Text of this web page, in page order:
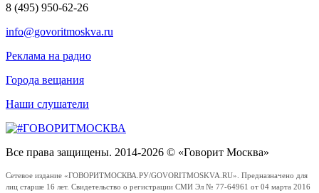
8 (495) 950-62-26
info@govoritmoskva.ru
Реклама на радио
Города вещания
Наши слушатели
Все права защищены. 2014-2026 © «Говорит Москва»
Сетевое издание «ГОВОРИТМОСКВА.РУ/GOVORITMOSKVA.RU». Предназначено для
лиц старше 16 лет. Свидетельство о регистрации СМИ Эл № 77-64961 от 04 марта 2016